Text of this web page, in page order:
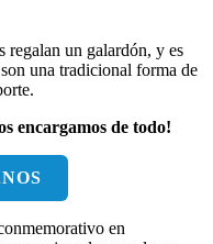
regalan un galardón, y es
una tradicional forma de
encargamos de todo!
en